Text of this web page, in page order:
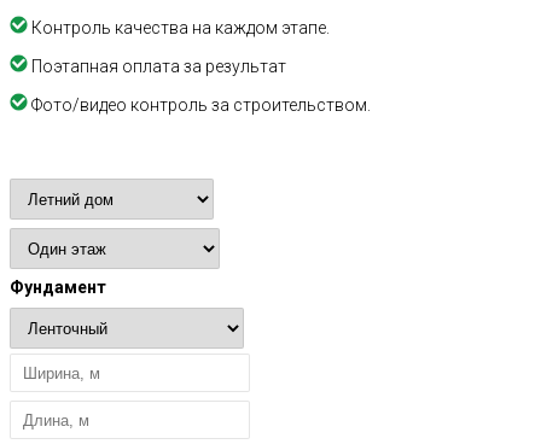
Контроль качества на каждом этапе.
Поэтапная оплата за результат
Фото/видео контроль за строительством.
Фундамент